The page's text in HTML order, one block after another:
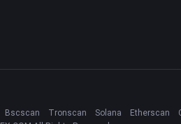
Bscscan Tronscan Solana Etherscan